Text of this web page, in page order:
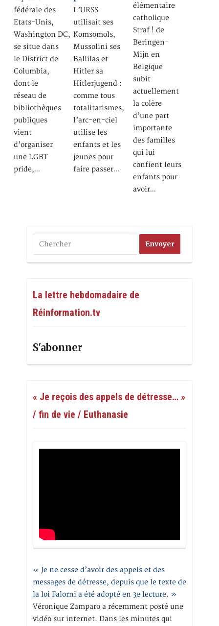
fédérale des
Etats-Unis,
Washington DC,
se situe dans
le District de
Columbia,
dont le
réseau de
bibliothèques
publiques
vient
d’organiser
une LGBT
pride,…
L’URSS
utilisait ses
Komsomols,
Mussolini ses
Ballilas et
Hitler sa
Hitlerjugend :
comme tous
totalitarismes,
l’arc-en-ciel
utilise les
enfants et les
jeunes pour
faire passer…
élémentaire
catholique
Straf ! de
Beringen-
Mijn en
Belgique
subit
actuellement
la colère
d’une part
importante
des familles
qui lui
confient leurs
enfants pour
avoir…
La lettre hebdomadaire de
Réinformation.tv
S'abonner
« Je reçois des appels de détresse… »
/ fin de vie / Euthanasie
« Je ne cesse d’avoir des appels et des
messages de détresse, depuis que le texte de
la loi Falorni a été adopté en 3e lecture. »
Véronique Zamparo a récemment posté une
vidéo sur internet. Dans les minutes qui